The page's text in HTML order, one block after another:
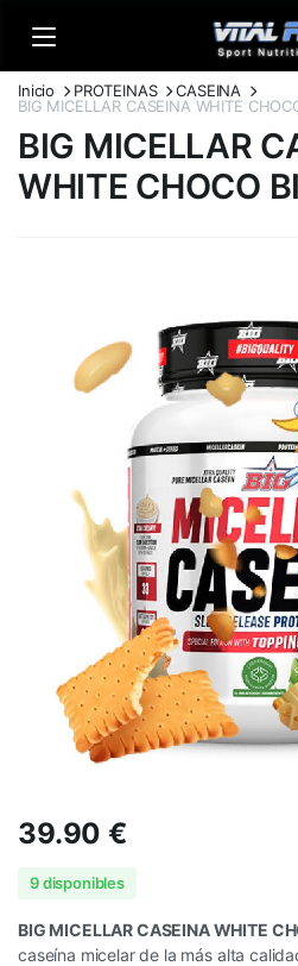
Inicio PROTEINAS
CASEINA
BIG MICELLAR CASEINA WHITE
BIG MICELLAR
WHITE CHOCO
39.90€
9 disponibles
BIG MICELLAR CASEINA WHITE
caseína micelar de la más alta